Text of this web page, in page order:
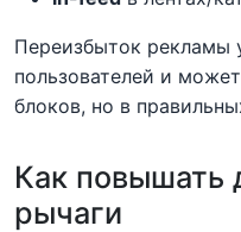
Переизбыток рекламы
пользователей и
блоков, но в
Как повышать
рычаги